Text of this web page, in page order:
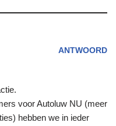
ANTWOORD
voor Autoluw NU (meer
hebben we in ieder